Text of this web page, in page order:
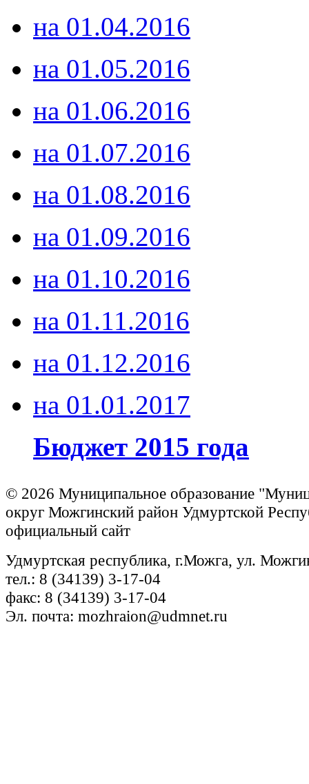
на 01.04.2016
на 01.05.2016
на 01.06.2016
на 01.07.2016
на 01.08.2016
на 01.09.2016
на 01.10.2016
на 01.11.2016
на 01.12.2016
на 01.01.2017
Бюджет 2015 года
© 2026 Муниципальное образование
округ Можгинский район Удмуртской
официальный сайт
Удмуртская республика, г.Можга, ул.
тел.: 8 (34139) 3-17-04
факс: 8 (34139) 3-17-04
Эл. почта: mozhraion@udmnet.ru